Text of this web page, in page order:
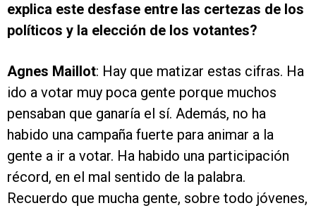
explica este desfase entre las certezas de los
políticos y la elección de los votantes?
Agnes Maillot: Hay que matizar estas cifras. Ha
ido a votar muy poca gente porque muchos
pensaban que ganaría el sí. Además, no ha
habido una campaña fuerte para animar a la
gente a ir a votar. Ha habido una participación
récord, en el mal sentido de la palabra.
Recuerdo que mucha gente, sobre todo jóvenes,